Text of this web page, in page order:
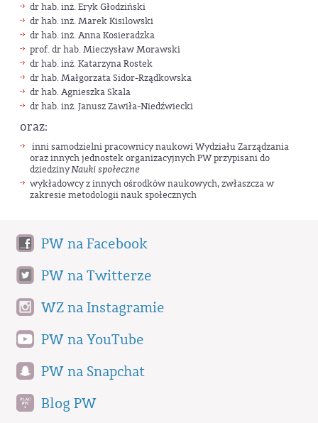
dr hab. inż. Eryk Głodziński
dr hab. inż. Marek Kisilowski
dr hab. inż. Anna Kosieradzka
prof. dr hab. Mieczysław Morawski
dr hab. inż. Katarzyna Rostek
dr hab. Małgorzata Sidor-Rządkowska
dr hab. Agnieszka Skala
dr hab. inż. Janusz Zawiła-Niedźwiecki
oraz:
inni samodzielni pracownicy naukowi Wydziału Zarządzania
oraz innych jednostek organizacyjnych PW przypisani do
dziedzinyNauki społeczne
wykładowcy z innych ośrodków naukowych, zwłaszcza w
zakresie metodologii nauk społecznych
PW na Facebook
PW na Twitterze
WZ na Instagramie
PW na YouTube
PW na Snapchat
Blog PW